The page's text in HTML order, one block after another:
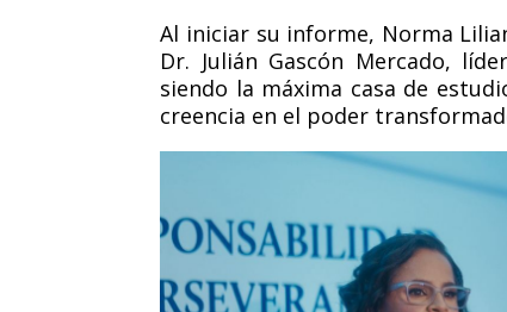
Al iniciar su informe, Norma
Dr. Julián Gascón Mercado,
siendo la máxima casa de
creencia en el poder